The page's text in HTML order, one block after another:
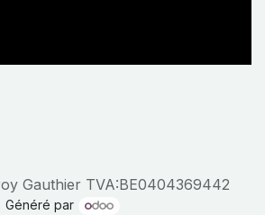
Gauthier TVA:BE0404369442
Généré par